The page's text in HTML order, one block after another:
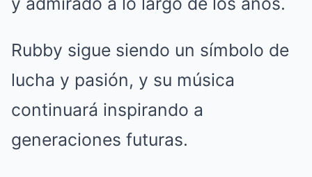
Rubby sigue siendo un símbolo de
lucha y pasión, y su música
continuará inspirando a
generaciones futuras.